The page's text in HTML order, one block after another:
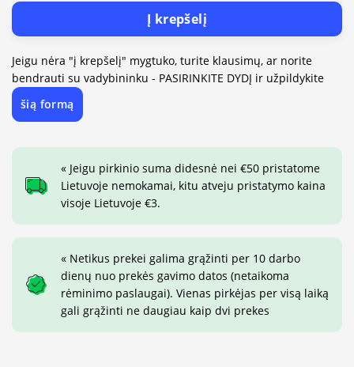
Į krepšelį
Jeigu nėra "į krepšelį" mygtuko, turite klausimų, ar norite
bendrauti su vadybininku - PASIRINKITE DYDĮ ir užpildykite
šią formą
« Jeigu pirkinio suma didesnė nei €50 pristatome
Lietuvoje nemokamai, kitu atveju pristatymo kaina
visoje Lietuvoje €3.
« Netikus prekei galima grąžinti per 10 darbo
dienų nuo prekės gavimo datos (netaikoma
rėminimo paslaugai). Vienas pirkėjas per visą laiką
gali grąžinti ne daugiau kaip dvi prekes